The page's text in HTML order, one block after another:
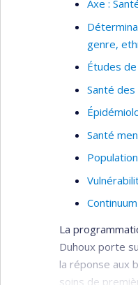
Axe :
genre,
Études
Santé
Santé
La
Duhoux porte
la réponse aux
soins de